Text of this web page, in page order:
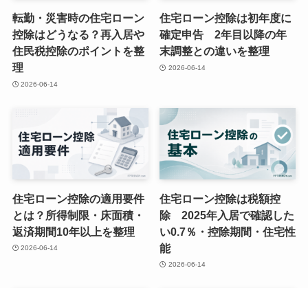
転勤・災害時の住宅ローン
控除はどうなる？再入居や
住民税控除のポイントを整
理
2026-06-14
住宅ローン控除は初年度に
確定申告 2年目以降の年
末調整との違いを整理
2026-06-14
住宅ローン控除の適用要件
とは？所得制限・床面積・
返済期間10年以上を整理
2026-06-14
住宅ローン控除は税額控
除 2025年入居で確認した
い0.7％・控除期間・住宅性
能
2026-06-14